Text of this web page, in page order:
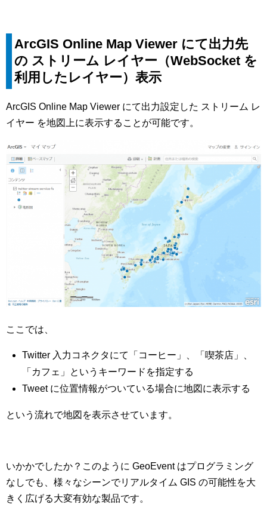
ArcGIS Online Map Viewer にて出力先
の ストリーム レイヤー（WebSocket を
利用したレイヤー）表示
ArcGIS Online Map Viewer にて出力設定した ストリーム レ
イヤー を地図上に表示することが可能です。
ここでは、
Twitter 入力コネクタにて「コーヒー」、「喫茶店」、
「カフェ」というキーワードを指定する
Tweet に位置情報がついている場合に地図に表示する
という流れで地図を表示させています。
いかかでしたか？このように GeoEvent はプログラミング
なしでも、様々なシーンでリアルタイム GIS の可能性を大
きく広げる大変有効な製品です。